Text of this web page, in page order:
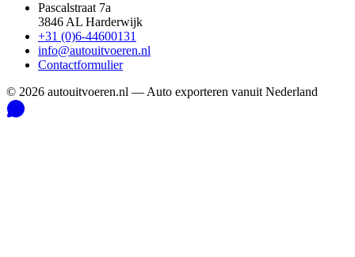
Pascalstraat 7a
3846 AL Harderwijk
+31 (0)6-44600131
info@autouitvoeren.nl
Contactformulier
© 2026 autouitvoeren.nl — Auto exporteren vanuit Nederland